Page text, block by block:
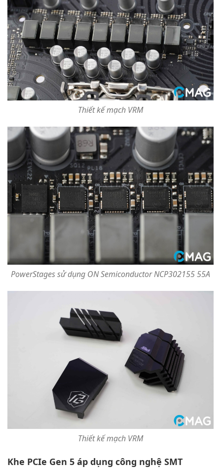
Thiết kế mạch VRM
PowerStages sử dụng ON Semiconductor NCP302155 55A
Thiết kế mạch VRM
Khe PCIe Gen 5 áp dụng công nghệ SMT